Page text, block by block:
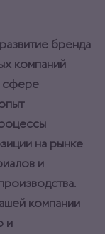
бренда
компаний
сфере
на рынке
и
компании
и